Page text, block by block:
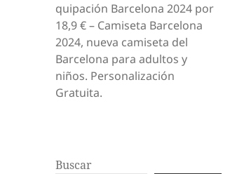
quipación Barcelona 2024 por
18,9 € – Camiseta Barcelona
2024, nueva camiseta del
Barcelona para adultos y
niños. Personalización
Gratuita.
Buscar